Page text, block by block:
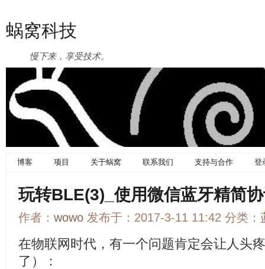
蜗窝科技
慢下来，享受技术。
博客 项目 关于蜗窝 联系我们 支持与合作 登
玩转BLE(3)_使用微信蓝牙精简
作者： wowo 发布于：2017-3-11 11:42 分类：
在物联网时代，有一个问题肯定会让人头
了）：